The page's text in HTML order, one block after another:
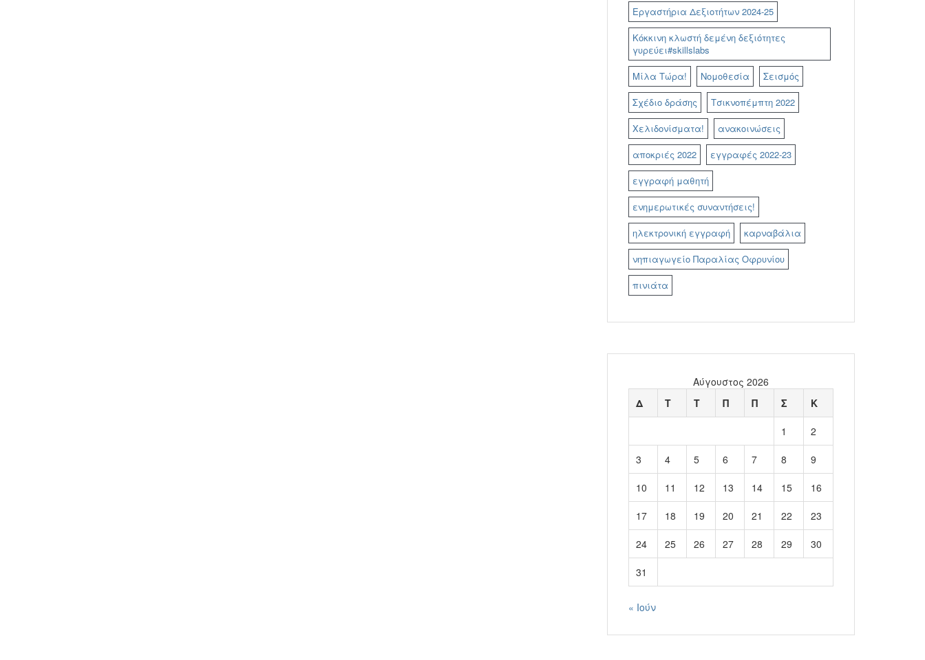
Εργαστήρια Δεξιοτήτων 2024-25
Κόκκινη κλωστή δεμένη δεξιότητες
γυρεύει#skillslabs
Μίλα Τώρα!
Νομοθεσία
Σεισμός
Σχέδιο δράσης
Τσικνοπέμπτη 2022
Χελιδονίσματα!
ανακοινώσεις
αποκριές 2022
εγγραφές 2022-23
εγγραφή μαθητή
ενημερωτικές συναντήσεις!
ηλεκτρονική εγγραφή
καρναβάλια
νηπιαγωγείο Παραλίας Οφρυνίου
πινιάτα
Αύγουστος 2026
Δ
Τ Τ Π Π Σ Κ
1 2
3 4 5 6 7 8 9
10 11 12 13 14 15 16
17 18 19 20 21 22 23
24 25 26 27 28 29 30
31
« Ιούν